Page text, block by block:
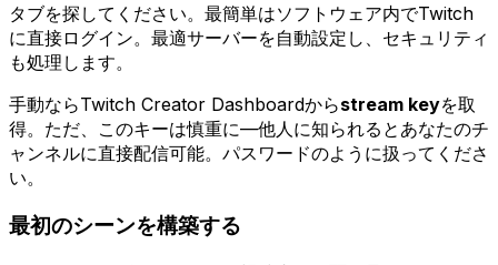
タブを探してください。最簡単はソフトウェア内でTwitch
に直接ログイン。最適サーバーを自動設定し、セキュリティ
も処理します。
手動ならTwitch Creator Dashboardからstream keyを取
得。ただ、このキーは慎重に—他人に知られるとあなたのチ
ャンネルに直接配信可能。パスワードのように扱ってくださ
い。
最初のシーンを構築する